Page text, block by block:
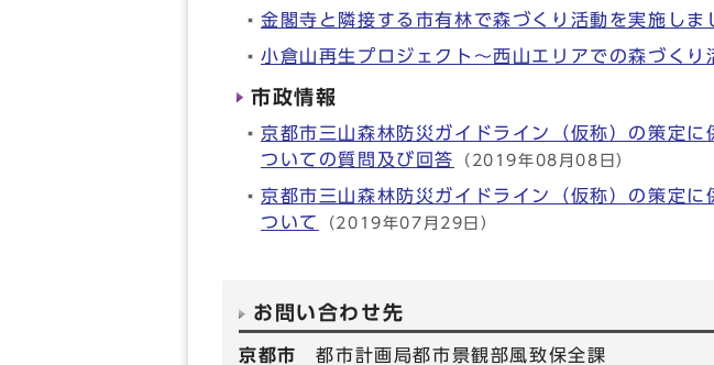
金閣寺と隣接する市有林で森づくり活動を実施しま
小倉山再生プロジェクト～西山エリアでの森づくり
市政情報
京都市三山森林防災ガイドライン（仮称）の策定
ついての質問及び回答
（2019年08月08日）
京都市三山森林防災ガイドライン（仮称）の策定
ついて
（2019年07月29日）
お問い合わせ先
京都市
都市計画局都市景観部風致保全課